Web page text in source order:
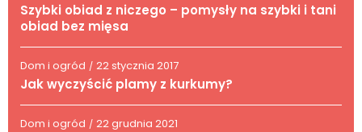
Szybki obiad z niczego – pomysły na szybki i tani
obiad bez mięsa
Dom i ogród / 22 stycznia 2017
Jak wyczyścić plamy z kurkumy?
Dom i ogród / 22 grudnia 2021